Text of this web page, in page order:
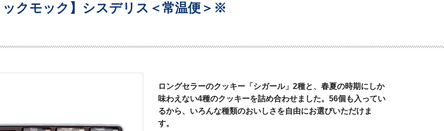
ックモック】シスデリス＜常温便＞※
ロングセラーのクッキー「シガール」2種と、春夏の時期にしか
味わえない4種のクッキーを詰め合わせました。56個も入ってい
るから、いろんな種類のおいしさを自由にお選びいただけま
す。